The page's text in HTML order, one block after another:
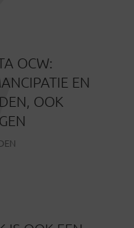
OCW:
EN
OOK